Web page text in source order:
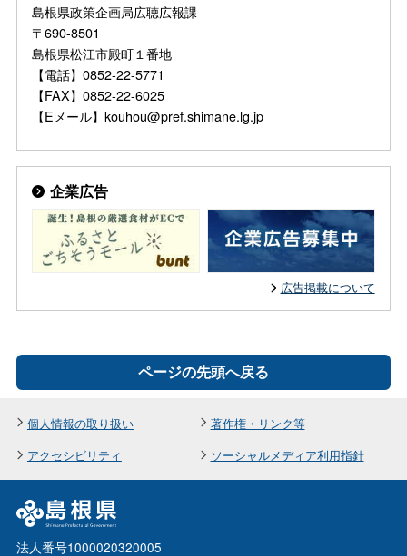
島根県政策企画局広聴広報課
〒690-8501
島根県松江市殿町１番地
【電話】0852-22-5771
【FAX】0852-22-6025
【Eメール】kouhou@pref.shimane.lg.jp
企業広告
広告掲載について
ページの先頭へ戻る
個人情報の取り扱い
著作権・リンク等
アクセシビリティ
ソーシャルメディア利用指針
法人番号1000020320005